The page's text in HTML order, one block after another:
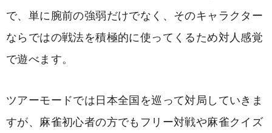
で、単に腕前の強弱だけでなく、そのキャラクター
ならではの戦法を積極的に使ってくるため対人感覚
で遊べます。
ツアーモードでは日本全国を巡って対局していきま
すが、麻雀初心者の方でもフリー対戦や麻雀クイズ